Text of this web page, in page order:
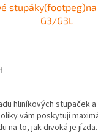
G3/G3L
hliníkových stupaček
vám poskytují
na to, jak divoká je jízda.